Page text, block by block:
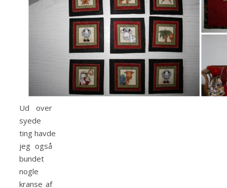
Ud over
syede
ting havde
jeg også
bundet
nogle
kranse af